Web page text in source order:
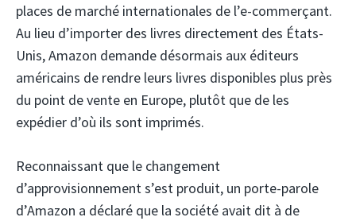
places de marché internationales de l’e-commerçant.
Au lieu d’importer des livres directement des États-
Unis, Amazon demande désormais aux éditeurs
américains de rendre leurs livres disponibles plus près
du point de vente en Europe, plutôt que de les
expédier d’où ils sont imprimés.
Reconnaissant que le changement
d’approvisionnement s’est produit, un porte-parole
d’Amazon a déclaré que la société avait dit à de